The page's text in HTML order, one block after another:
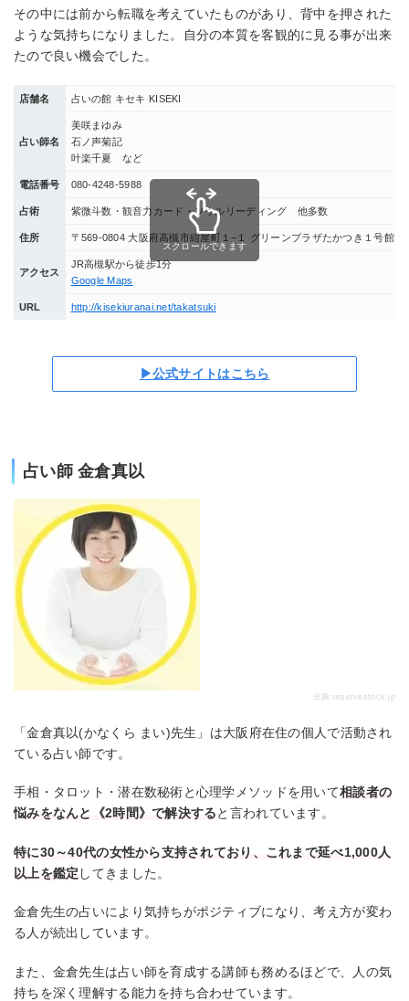
その中には前から転職を考えていたものがあり、背中を押された
ような気持ちになりました。自分の本質を客観的に見る事が出来
たので良い機会でした。
店舗名 占いの館 キセキ KISEKI
占い師名
美咲まゆみ
石ノ声菊記
叶楽千夏 など
電話番号 080-4248-5988
占術 紫微斗数・観音力カード・ソウルリーディング 他多数
住所 〒569-0804 大阪府高槻市紺屋町１−１ グリーンプラザたかつき１号館 1F
アクセス
JR高槻駅から徒歩1分
Google Maps
URL http://kisekiuranai.net/takatsuki
スクロールできます
▶公式サイトはこちら
占い師 金倉真以
出典: reservestock.jp
「金倉真以(かなくら まい)先生」は大阪府在住の個人で活動され
ている占い師です。
手相・タロット・潜在数秘術と心理学メソッドを用いて相談者の
悩みをなんと《2時間》で解決すると言われています。
特に30～40代の女性から支持されており、これまで延べ1,000人
以上を鑑定 してきました。
金倉先生の占いにより気持ちがポジティブになり、考え方が変わ
る人が続出しています。
また、金倉先生は占い師を育成する講師も務めるほどで、人の気
持ちを深く理解する能力を持ち合わせています。